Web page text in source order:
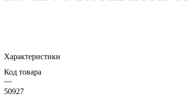
Характеристики
Код товара
—
50927